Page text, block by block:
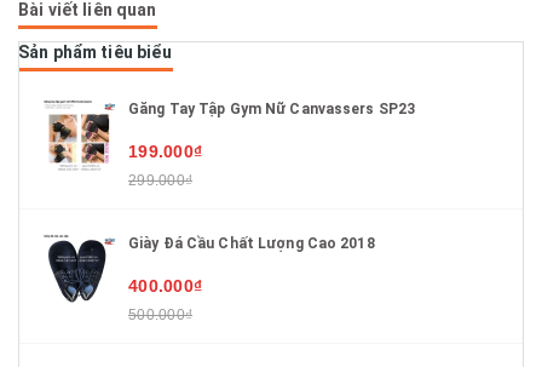
Bài viết liên quan
Sản phẩm tiêu biểu
Găng Tay Tập Gym Nữ Canvassers SP23
199.000₫
299.000₫
Giày Đá Cầu Chất Lượng Cao 2018
400.000₫
500.000₫